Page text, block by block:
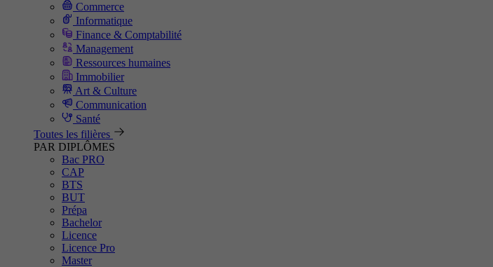
Commerce
Informatique
Finance & Comptabilité
Management
Ressources humaines
Immobilier
Art & Culture
Communication
Santé
Toutes les filières
PAR DIPLÔMES
Bac PRO
CAP
BTS
BUT
Prépa
Bachelor
Licence
Licence Pro
Master